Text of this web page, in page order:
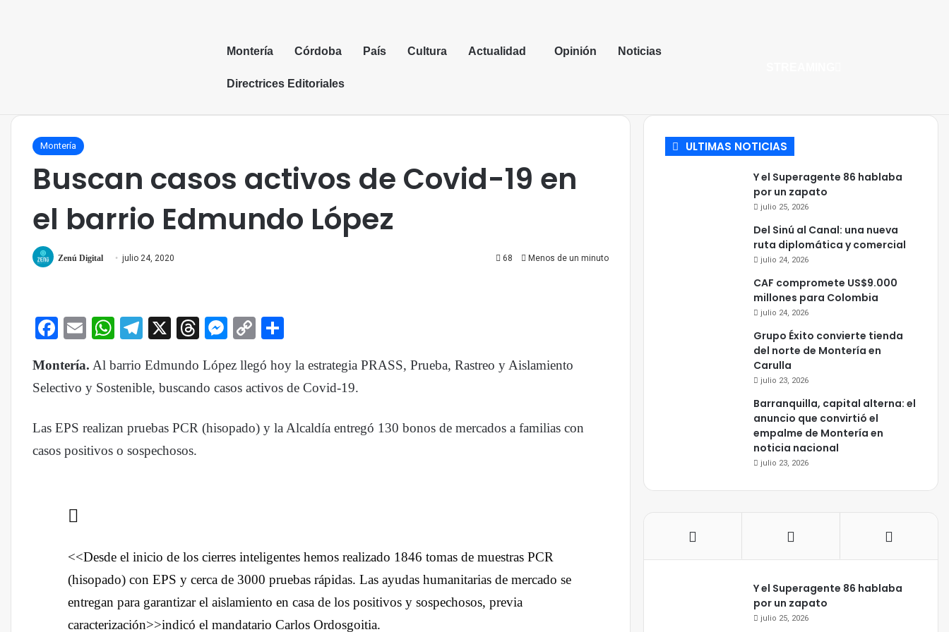
Montería Córdoba País Cultura Actualidad Opinión Noticias
Directrices Editoriales
Montería
Buscan casos activos de Covid-19 en
el barrio Edmundo López
Zenú Digital julio 24, 2020 68 Menos de un minuto
Facebook
EmailWhatsApp
Telegram
X Threads
Messenger
Copy
Montería. Al barrio Edmundo López llegó hoy la estrategia PRASS, Prueba, Rastreo y Aislamiento
Selectivo y Sostenible, buscando casos activos de Covid-19.
Las EPS realizan pruebas PCR (hisopado) y la Alcaldía entregó 130 bonos de mercados a familias con
casos positivos o sospechosos.
<<Desde el inicio de los cierres inteligentes hemos realizado 1846 tomas de muestras PCR
(hisopado) con EPS y cerca de 3000 pruebas rápidas. Las ayudas humanitarias de mercado se
entregan para garantizar el aislamiento en casa de los positivos y sospechosos, previa
caracterización>>indicó el mandatario Carlos Ordosgoitia.
ULTIMAS NOTICIAS
Y el Superagente 86 hablaba
por un zapato
julio 25, 2026
Del Sinú al Canal: una nueva
ruta diplomática y comercial
julio 24, 2026
CAF compromete US$9.000
millones para Colombia
julio 24, 2026
Grupo Éxito convierte tienda
del norte de Montería en
Carulla
julio 23, 2026
Barranquilla, capital alterna: el
anuncio que convirtió el
empalme de Montería en
noticia nacional
julio 23, 2026
Y el Superagente 86 hablaba
por un zapato
julio 25, 2026